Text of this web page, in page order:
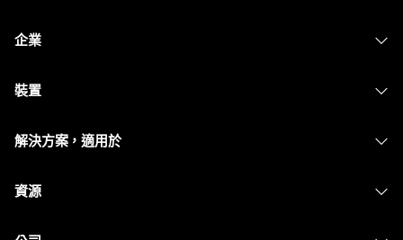
企業
裝置
解決方案，適用於
資源